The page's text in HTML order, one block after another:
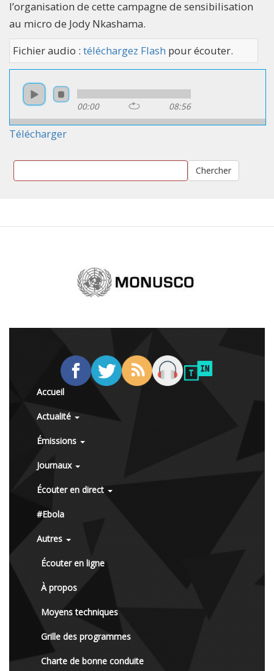
l’organisation de cette campagne de sensibilisation
au micro de Jody Nkashama.
Fichier audio : téléchargez Flash pour écouter.
00:00 08:56
Télécharger
Chercher
Accueil
Actualité
Émissions
Journaux
Écouter en direct
#Ebola
Autres
Écouter en ligne
À propos
Moyens techniques
Grille des programmes
Charte de bonne conduite